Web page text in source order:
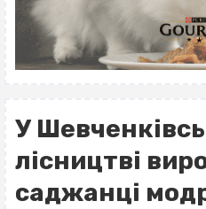
У
лісництві
саджанці